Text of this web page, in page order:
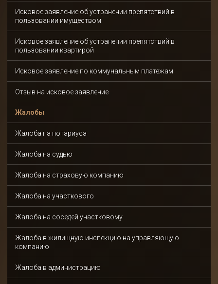
Исковое заявление об устранении препятствий в
пользовании имуществом
Исковое заявление об устранении препятствий в
пользовании квартирой
Исковое заявление по коммунальным платежам
Отзыв на исковое заявление
Жалобы
Жалоба на нотариуса
Жалоба на судью
Жалоба на страховую компанию
Жалоба на участкового
Жалоба на соседей участковому
Жалоба в жилищную инспекцию на управляющую
компанию
Жалоба в администрацию